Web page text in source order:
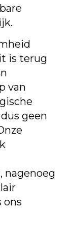
is terug
van
geen
nagenoeg
ons